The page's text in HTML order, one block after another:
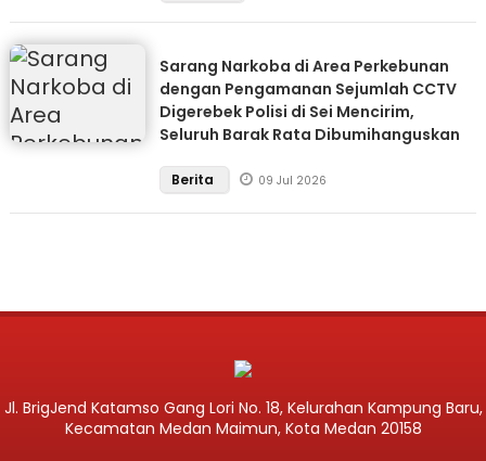
Sarang Narkoba di Area Perkebunan
dengan Pengamanan Sejumlah CCTV
Digerebek Polisi di Sei Mencirim,
Seluruh Barak Rata Dibumihanguskan
Berita 09 Jul 2026
Jl. BrigJend Katamso Gang Lori No. 18, Kelurahan Kampung Baru,
Kecamatan Medan Maimun, Kota Medan 20158